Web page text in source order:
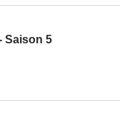
Saison 5